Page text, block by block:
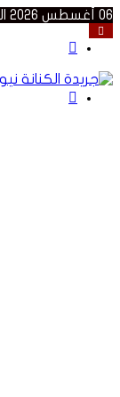
06 أغسطس 2026 الساعة 10:22 ص